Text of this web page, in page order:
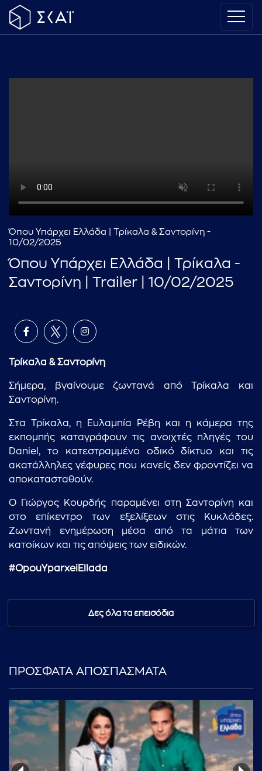
...πληκτρολογήστε κείμενο προς αναζήτηση
Όπου Υπάρχει Ελλάδα | Τρίκαλα & Σαντορίνη -
10/02/2025
Όπου Υπάρχει Ελλάδα | Τρίκαλα -
Σαντορίνη | Trailer | 10/02/2025
Τρίκαλα & Σαντορίνη
Σήμερα, βγαίνουμε ζωντανά από Τρίκαλα και
Σαντορίνη.
Στα Τρίκαλα, η Ευλαμπία Ρέβη και η κάμερα της
εκπομπής καταγράφουν τις ανοιχτές πληγές του
Daniel, το κατεστραμμένο οδικό δίκτυο και τις
ακατάλληλες γέφυρες που κανείς δεν φροντίζει να
αποκατασταθούν.
Ο Γιώργος Κουρδής παραμένει στη Σαντορίνη και
στο επίκεντρο των εξελίξεων στις Κυκλάδες.
Ζωντανή ενημέρωση μέσα από τα μάτια των
κατοίκων και τις απόψεις των ειδικών.
#OpouYparxeiEllada
Δες όλα τα επεισόδια
ΠΡΟΣΦΑΤΑ ΑΠΟΣΠΑΣΜΑΤΑ